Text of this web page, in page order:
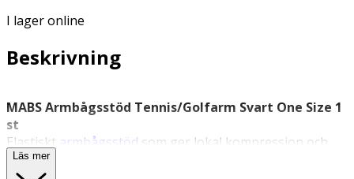
I lager online
Beskrivning
MABS Armbågsstöd Tennis/Golfarm Svart One Size 1
st
Elastiskt armbågsstöd som ger lokal kompression och
avlastning för armbågsleden.
Läs mer